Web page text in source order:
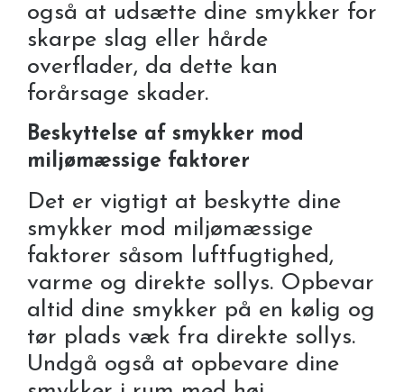
også at udsætte dine smykker for
skarpe slag eller hårde
overflader, da dette kan
forårsage skader.
Beskyttelse af smykker mod
miljømæssige faktorer
Det er vigtigt at beskytte dine
smykker mod miljømæssige
faktorer såsom luftfugtighed,
varme og direkte sollys. Opbevar
altid dine smykker på en kølig og
tør plads væk fra direkte sollys.
Undgå også at opbevare dine